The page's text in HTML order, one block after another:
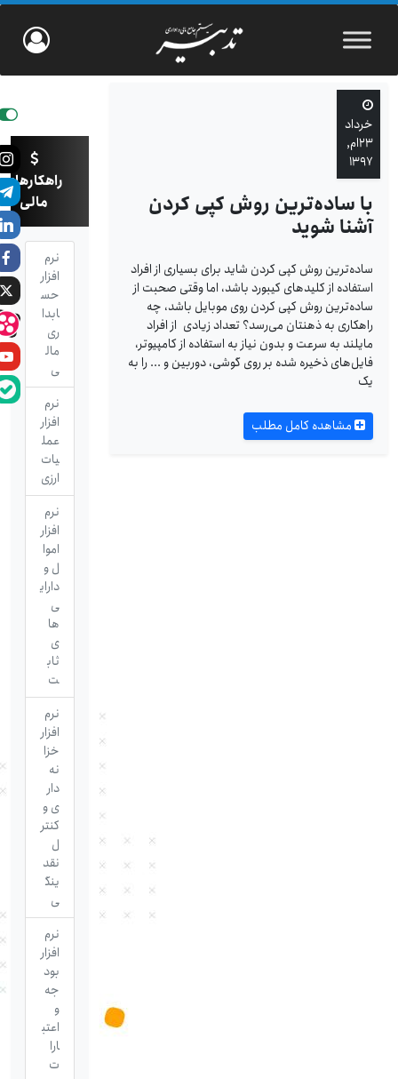
خرداد
۲۳ام,
۱۳۹۷
با ساده‌ترین روش کپی کردن
آشنا شوید
ساده‌ترین روش کپی کردن شاید برای بسیاری از افراد
استفاده از کلیدهای کیبورد باشد، اما وقتی صحبت از
ساده‌ترین روش کپی کردن روی موبایل باشد، چه
راهکاری به ذهنتان می‌رسد؟ تعداد زیادی از افراد
مایلند به سرعت و بدون نیاز به استفاده از کامپیوتر،
فایل‌های ذخیره شده بر روی گوشی، دوربین و ... را به
یک
مشاهده کامل مطلب
راهکارهای
مالی
نرم
افزار
حس
ابدا
ری
مال
ی
نرم
افزار
عمل
یات
ارزی
نرم
افزار
اموا
ل و
دارای
ی
ها
ی
ثاب
ت
نرم
افزار
خزا
نه
دار
ی و
کنتر
نقد
ینگ
ی
نرم
افزار
بود
جه
اعتب
ارا
ت